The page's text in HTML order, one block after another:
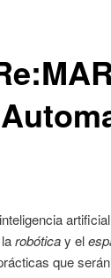
robóticay el
que